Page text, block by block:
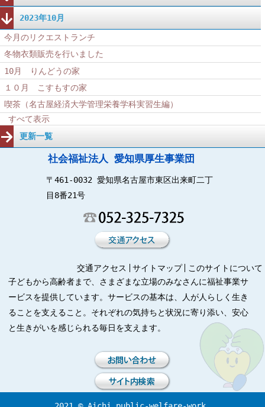
2023年10月
今月のリクエストランチ
冬物衣類販売を行いました
10月 りんどうの家
１０月 こすもすの家
喫茶（名古屋経済大学管理栄養学科実習生編）
すべて表示
更新一覧
社会福祉法人 愛知県厚生事業団
〒461-0032 愛知県名古屋市東区出来町二丁
目8番21号
交通アクセス サイトマップ
このサイトについて
子どもから高齢者まで、さまざまな立場のみなさんに福祉事業サ
ービスを提供しています。サービスの基本は、人が人らしく生き
ることを支えること。それぞれの気持ちと状況に寄り添い、安心
と生きがいを感じられる毎日を支えます。